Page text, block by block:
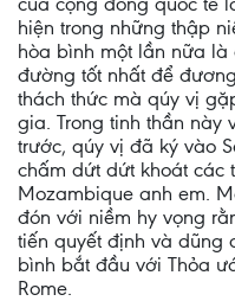
hiện trong những thập
hòa bình một lần nữa
đường tốt nhất để
thách thức mà qúy vị
gia. Trong tinh thần này
trước, qúy vị đã ký vào
chấm dứt dứt khoát các
Mozambique anh em.
đón với niềm hy vọng
tiến quyết định và dũng
bình bắt đầu với Thỏa
Rome.